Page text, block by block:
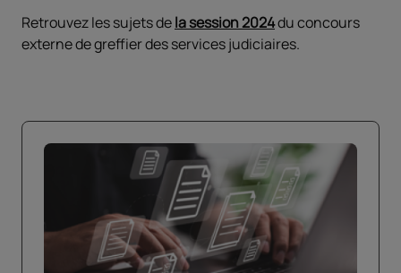
Retrouvez les sujets dela session 2024du concours
externe de greffier des services judiciaires.